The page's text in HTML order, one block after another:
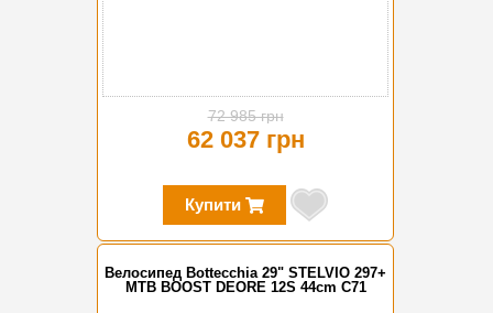
72 985 грн
62 037 грн
Купити
Велосипед Bottecchia 29" STELVIO 297+
MTB BOOST DEORE 12S 44cm C71